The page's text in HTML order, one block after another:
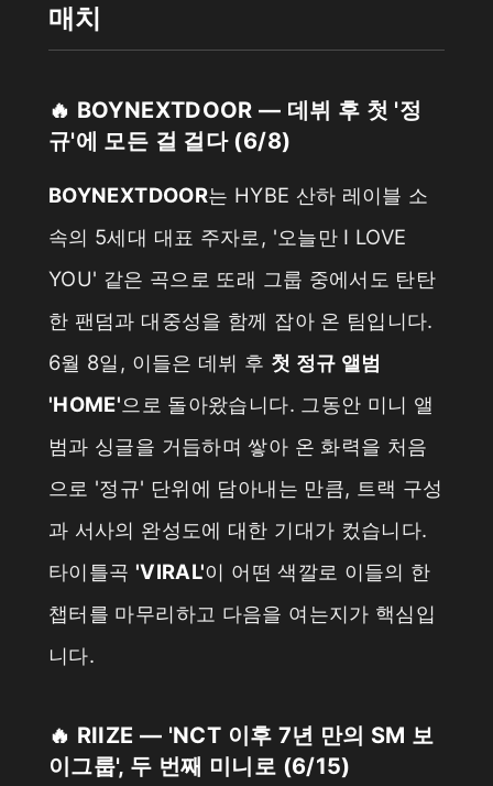
매치
🔥 BOYNEXTDOOR — 데뷔 후 첫 '정
규'에 모든 걸 걸다 (6/8)
BOYNEXTDOOR는 HYBE 산하 레이블 소
속의 5세대 대표 주자로, '오늘만 I LOVE
YOU' 같은 곡으로 또래 그룹 중에서도 탄탄
한 팬덤과 대중성을 함께 잡아 온 팀입니다.
6월 8일, 이들은 데뷔 후 첫 정규 앨범
'HOME'으로 돌아왔습니다. 그동안 미니 앨
범과 싱글을 거듭하며 쌓아 온 화력을 처음
으로 '정규' 단위에 담아내는 만큼, 트랙 구성
과 서사의 완성도에 대한 기대가 컸습니다.
타이틀곡 'VIRAL'이 어떤 색깔로 이들의 한
챕터를 마무리하고 다음을 여는지가 핵심입
니다.
🔥 RIIZE — 'NCT 이후 7년 만의 SM 보
이그룹', 두 번째 미니로 (6/15)